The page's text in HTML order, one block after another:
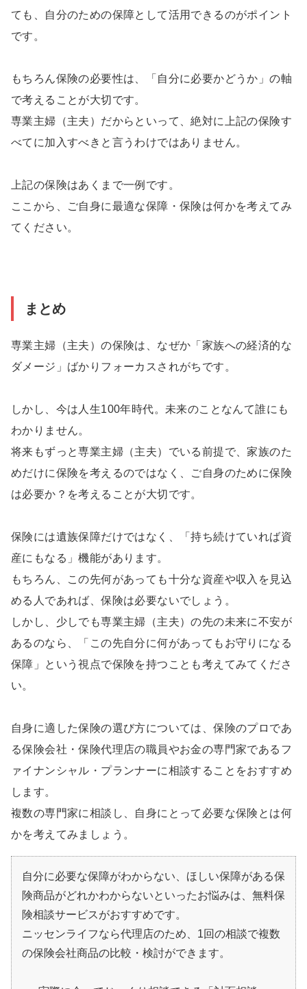
ても、自分のための保障として活用できるのがポイント
です。
もちろん保険の必要性は、「自分に必要かどうか」の軸
で考えることが大切です。
専業主婦（主夫）だからといって、絶対に上記の保険す
べてに加入すべきと言うわけではありません。
上記の保険はあくまで一例です。
ここから、ご自身に最適な保障・保険は何かを考えてみ
てください。
まとめ
専業主婦（主夫）の保険は、なぜか「家族への経済的な
ダメージ」ばかりフォーカスされがちです。
しかし、今は人生100年時代。未来のことなんて誰にも
わかりません。
将来もずっと専業主婦（主夫）でいる前提で、家族のた
めだけに保険を考えるのではなく、ご自身のために保険
は必要か？を考えることが大切です。
保険には遺族保障だけではなく、「持ち続けていれば資
産にもなる」機能があります。
もちろん、この先何があっても十分な資産や収入を見込
める人であれば、保険は必要ないでしょう。
しかし、少しでも専業主婦（主夫）の先の未来に不安が
あるのなら、「この先自分に何があってもお守りになる
保障」という視点で保険を持つことも考えてみてくださ
い。
自身に適した保険の選び方については、保険のプロであ
る保険会社・保険代理店の職員やお金の専門家であるフ
ァイナンシャル・プランナーに相談することをおすすめ
します。
複数の専門家に相談し、自身にとって必要な保険とは何
かを考えてみましょう。
自分に必要な保障がわからない、ほしい保障がある保
険商品がどれかわからないといったお悩みは、無料保
険相談サービスがおすすめです。
ニッセンライフなら代理店のため、1回の相談で複数
の保険会社商品の比較・検討ができます。